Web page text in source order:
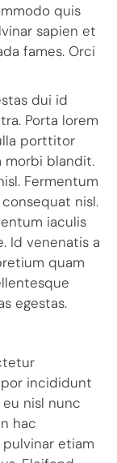
quis
sapien et
fames. Orci
dui id
Porta lorem
porttitor
morbi blandit.
Fermentum
nisl.
iaculis
Id venenatis a
quam
egestas.
incididunt
nisl nunc
hac
etiam